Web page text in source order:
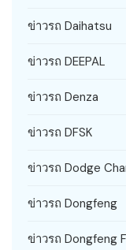
ข่าวรถ Daihatsu
ข่าวรถ DEEPAL
ข่าวรถ Denza
ข่าวรถ DFSK
ข่าวรถ Dodge
ข่าวรถ Dongfeng
ข่าวรถ Dongfeng